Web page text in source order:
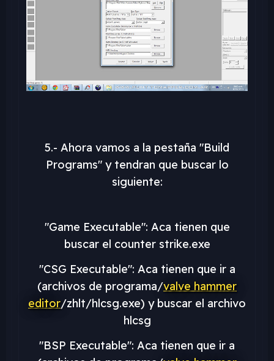
5.- Ahora vamos a la pestaña "Build
Programs" y tendran que buscar lo
siguiente:
"Game Executable": Aca tienen que
buscar el counter strike.exe
"CSG Executable": Aca tienen que ir a
(archivos de programa/valve hammer
editor/zhlt/hlcsg.exe) y buscar el archivo
hlcsg
"BSP Executable": Aca tienen que ir a